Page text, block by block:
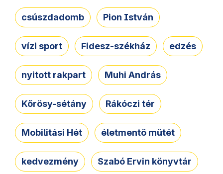
csúszdadomb Pion István
vízi sport Fidesz-székház edzés
nyitott rakpart Muhi András
Kőrösy-sétány Rákóczi tér
Mobilitási Hét életmentő műtét
kedvezmény Szabó Ervin könyvtár